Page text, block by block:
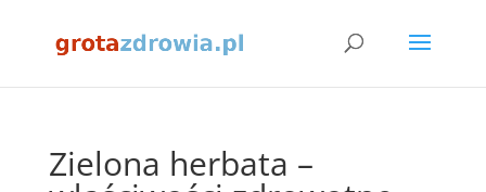
Zielona herbata –